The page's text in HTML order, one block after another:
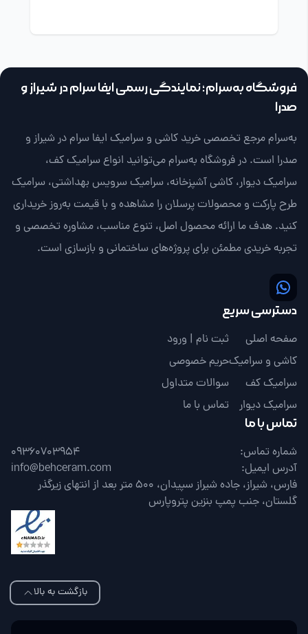
فروشگاه به‌سرام؛ نمایندگی رسمی ایفا سرام در شیراز و
صدرا
به‌سرام مرجع تخصصی خرید کاشی و سرامیک ایفا سرام در شیراز و
صدرا است. در فروشگاه به‌سرام می‌توانید انواع سرامیک کف،
سرامیک دیوار، کاشی آشپزخانه، سرامیک سرویس بهداشتی، سرامیک
طرح پارکت و محصولات پرسلان را مشاهده و با قیمت به‌روز خریداری
کنید. هدف ما ارائه محصول اصل، تنوع مناسب، مشاوره تخصصی و
تجربه خریدی مطمئن برای پروژه‌های ساختمانی و بازسازی است.
دسترسی سریع
صفحه اصلی
کاشی و سرامیک
سرامیک کف
سرامیک دیوار
ثبت نام | ورود
حریم خصوصی
سوالات متداول
تماس با ما
تماس با ما
شماره تماس:
09360703954
آدرس ایمیل:
info@behceram.com
فارس، شیراز، جاده شیراز سپیدان، 500 متر بعد از انتهای زیرگذر
گلستان، جنب پمپ بنزین پتروپارس
بازگشت به بالا